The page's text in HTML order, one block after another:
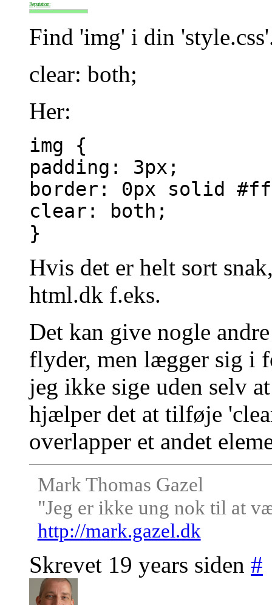
Reputation:
Find 'img' i din
clear: both;
Her:
img {
padding: 3px;
border: 0px solid
clear: both;
}
Hvis det er helt sort
html.dk f.eks.
Det kan give nogle
flyder, men lægger sig i
jeg ikke sige uden selv
hjælper det at tilføje
overlapper et andet
Mark Thomas Gazel
"Jeg er ikke ung nok til at
http://mark.gazel.dk
Skrevet 19 years siden #